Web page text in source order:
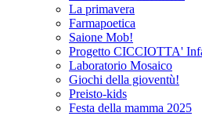
La primavera
Farmapoetica
Saione Mob!
Progetto CICCIOTTA'
Laboratorio Mosaico
Giochi della gioventù!
Preisto-kids
Festa della mamma 2025